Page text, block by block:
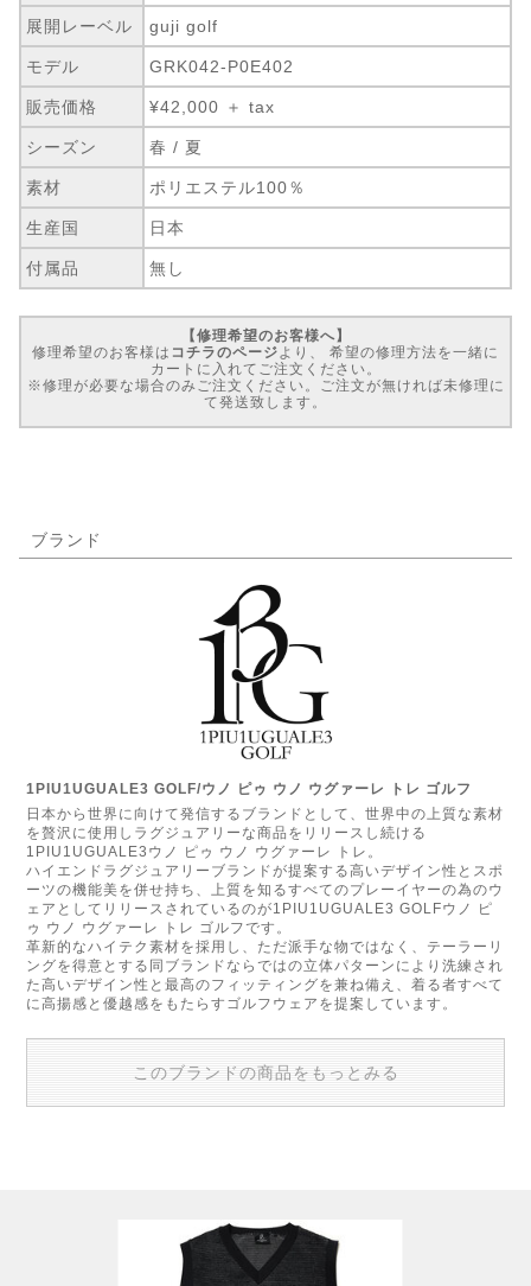
展開レーベル guji golf
モデル GRK042-P0E402
販売価格 ¥42,000 ＋ tax
シーズン 春 / 夏
素材 ポリエステル100％
生産国 日本
付属品 無し
【修理希望のお客様へ】
修理希望のお客様は コチラのページ より、 希望の修理方法を一緒に
カートに入れてご注文ください。
※修理が必要な場合のみご注文ください。ご注文が無ければ未修理に
て発送致します。
ブランド
1PIU1UGUALE3 GOLF/ウノ ピゥ ウノ ウグァーレ トレ ゴルフ
日本から世界に向けて発信するブランドとして、世界中の上質な素材
を贅沢に使用しラグジュアリーな商品をリリースし続ける
1PIU1UGUALE3ウノ ピゥ ウノ ウグァーレ トレ。
ハイエンドラグジュアリーブランドが提案する高いデザイン性とスポ
ーツの機能美を併せ持ち、上質を知るすべてのプレーイヤーの為のウ
ェアとしてリリースされているのが1PIU1UGUALE3 GOLFウノ ピ
ゥ ウノ ウグァーレ トレ ゴルフです。
革新的なハイテク素材を採用し、ただ派手な物ではなく、テーラーリ
ングを得意とする同ブランドならではの立体パターンにより洗練され
た高いデザイン性と最高のフィッティングを兼ね備え、着る者すべて
に高揚感と優越感をもたらすゴルフウェアを提案しています。
このブランドの商品をもっとみる